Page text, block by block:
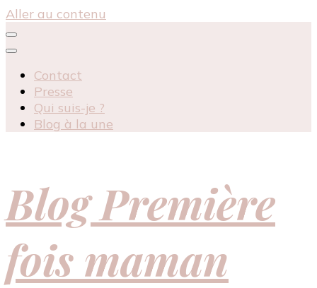
Aller au contenu
Contact
Presse
Qui suis-je ?
Blog à la une
Blog Première
fois maman